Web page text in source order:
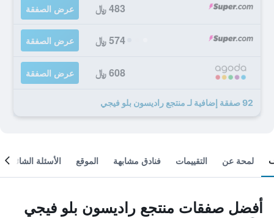
483 ﷼ عرض الصفقة
574 ﷼ عرض الصفقة
608 ﷼ عرض الصفقة
92 صفقة إضافية لـ منتجع راديسون بلو فيجي
لمحة عن التقييمات فنادق مشابهة الموقع الأسئلة الشائعة
أفضل صفقات منتجع راديسون بلو فيجي